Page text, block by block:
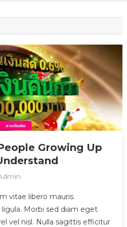
Growing Up
vitae libero mauris.
Morbi sed diam eget
vel nisl. Nulla sagittis efficitur